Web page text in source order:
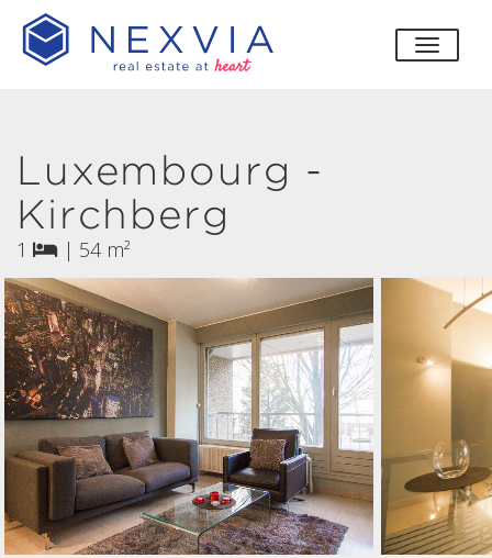
Luxembourg -
Kirchberg
1 | 54 m²